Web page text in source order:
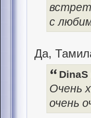
с
Да,
DinaS
Очень
очень